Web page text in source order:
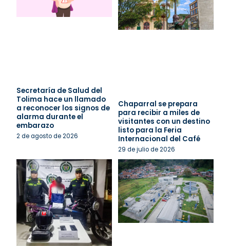
Secretaría de Salud del
Tolima hace un llamado
a reconocer los signos de
alarma durante el
embarazo
2 de agosto de 2026
Chaparral se prepara
para recibir a miles de
visitantes con un destino
listo para la Feria
Internacional del Café
29 de julio de 2026